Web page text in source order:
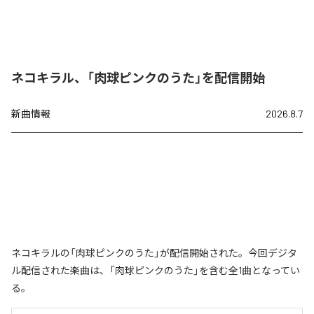
ネコキラル、「肉球ピンクのうた」を配信開始
新曲情報 2026.8.7
ネコキラルの「肉球ピンクのうた」が配信開始された。今回デジタ
ル配信された楽曲は、「肉球ピンクのうた」を含む全1曲となってい
る。